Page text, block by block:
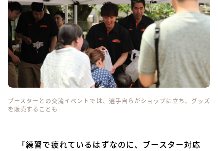
ブースターとの交流イベントでは、選手自らがショップに立ち、グッズ
を販売することも
「練習で疲れているはずなのに、ブースター対応